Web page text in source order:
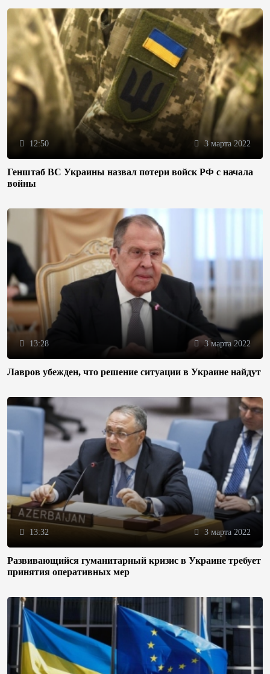
12:50 3 марта 2022
Генштаб ВС Украины назвал потери войск РФ с начала
войны
13:28 3 марта 2022
Лавров убежден, что решение ситуации в Украине найдут
13:32 3 марта 2022
Развивающийся гуманитарный кризис в Украине требует
принятия оперативных мер